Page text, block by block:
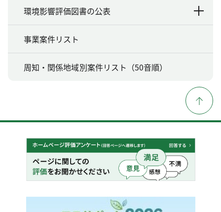
環境影響評価図書の公表
事業案件リスト
周知・関係地域別案件リスト（50音順）